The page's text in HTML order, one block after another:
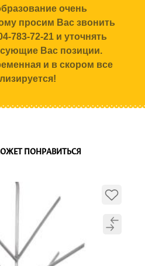
очень
просим Вас звонить
783-72-21 и уточнять
Вас позиции.
и в скором все
ПОНРАВИТЬСЯ